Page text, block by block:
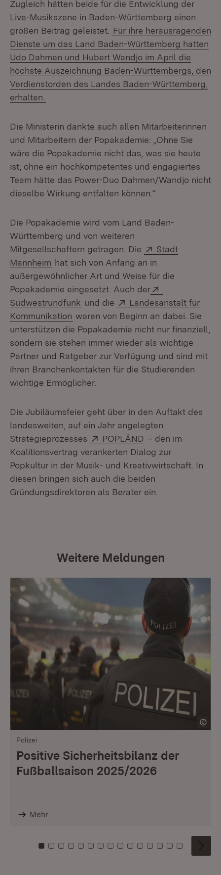
Zugleich hätten beide für die Entwicklung der
Live-Musikszene in Baden-Württemberg einen
großen Beitrag geleistet. Für ihre herausragenden
Dienste um das Land Baden-Württemberg hatten
Udo Dahmen und Hubert Wandjo im April die
höchste Auszeichnung Baden-Württembergs, den
Verdienstorden des Landes Baden-Württemberg,
erhalten.
Die Ministerin dankte auch allen Mitarbeiterinnen
und Mitarbeitern der Popakademie: „Ohne Sie
wäre die Popakademie nicht das, was sie heute
ist; ohne ein hochkompetentes und engagiertes
Team hätte das Power-Duo Dahmen/Wandjo nicht
dieselbe Wirkung entfalten können.“
Die Popakademie wird vom Land Baden-
Württemberg und von weiteren
Mitgesellschaftern getragen. Die
Extern:
Stadt
Mannheim (Öffnet in neuem Fenster)
hat sich von Anfang an in
außergewöhnlicher Art und Weise für die
Popakademie eingesetzt. Auch der
Südwestrundfunk (Öffnet in neuem Fenster)
und die Extern:
Landesanstalt für
Kommunikation (Öffnet in neuem Fenster)
waren von Beginn an dabei. Sie
unterstützen die Popakademie nicht nur finanziell,
sondern sie stehen immer wieder als wichtige
Partner und Ratgeber zur Verfügung und sind mit
ihren Branchenkontakten für die Studierenden
wichtige Ermöglicher.
Die Jubiläumsfeier geht über in den Auftakt des
landesweiten, auf ein Jahr angelegten
Strategieprozesses
Extern:
POPLÄND (Öffnet in neuem
– den im
Koalitionsvertrag verankerten Dialog zur
Popkultur in der Musik- und Kreativwirtschaft. In
diesen bringen sich auch die beiden
Gründungsdirektoren als Berater ein.
Weitere Meldungen
Polizei
Positive Sicherheitsbilanz der
Fußballsaison 2025/2026
Mehr
Zu Kachel: 0
Zu Kachel: 1
Zu Kachel: 2
Zu Kachel: 3
Zu Kachel: 4
Zu Kachel: 5
Zu Kachel: 6
Zu Kachel: 7
Zu Kachel: 8
Zu Kachel: 9
Zu Kachel: 10
Zu Kachel: 11
Zu Kachel: 12
Zu Kachel:
Zu